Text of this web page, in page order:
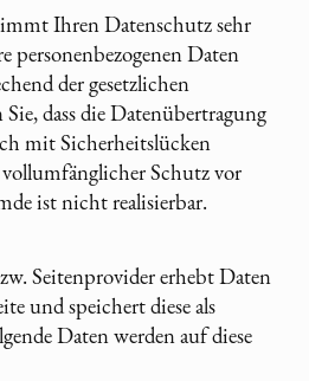
Ihren Datenschutz sehr
personenbezogenen Daten
der gesetzlichen
dass die Datenübertragung
mit Sicherheitslücken
Schutz vor
ist nicht realisierbar.
Seitenprovider erhebt Daten
und speichert diese als
Daten werden auf diese